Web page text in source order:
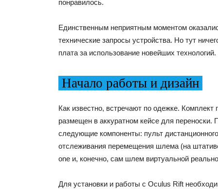
понравилось.
Единственным неприятным моментом
технические запросы устройства. Но тут
плата за использование новейших технологий.
Начало работы и дизайн
Как известно, встречают по одежке. Комплект
размещен в аккуратном кейсе для переноски.
следующие компоненты: пульт
отслеживания перемещения шлема (на
one и, конечно, сам шлем виртуальной
Для установки и работы с Oculus Rift